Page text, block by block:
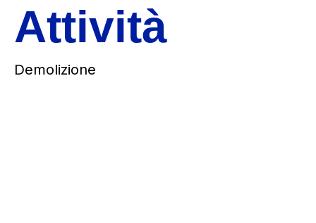
Attività
Demolizione